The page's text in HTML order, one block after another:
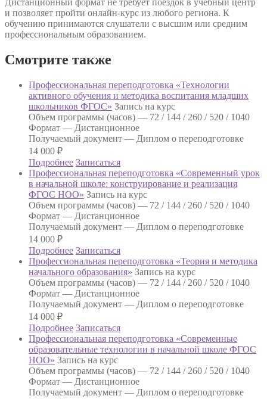
Дистанционный формат не требует поездок в учебный центр
и позволяет пройти онлайн-курс из любого региона. К
обучению принимаются слушатели с высшим или средним
профессиональным образованием.
Смотрите также
Профессиональная переподготовка «Технологии
активного обучения и методика воспитания младших
школьников ФГОС» Запись на курс
Объем программы (часов) — 72 / 144 / 260 / 520 / 1040
Формат — Дистанционное
Получаемый документ — Диплом о переподготовке
14 000 ₽
Подробнее Записаться
Профессиональная переподготовка «Современный урок
в начальной школе: конструирование и реализация
ФГОС НОО» Запись на курс
Объем программы (часов) — 72 / 144 / 260 / 520 / 1040
Формат — Дистанционное
Получаемый документ — Диплом о переподготовке
14 000 ₽
Подробнее Записаться
Профессиональная переподготовка «Теория и методика
начального образования» Запись на курс
Объем программы (часов) — 72 / 144 / 260 / 520 / 1040
Формат — Дистанционное
Получаемый документ — Диплом о переподготовке
14 000 ₽
Подробнее Записаться
Профессиональная переподготовка «Современные
образовательные технологии в начальной школе ФГОС
НОО» Запись на курс
Объем программы (часов) — 72 / 144 / 260 / 520 / 1040
Формат — Дистанционное
Получаемый документ — Диплом о переподготовке